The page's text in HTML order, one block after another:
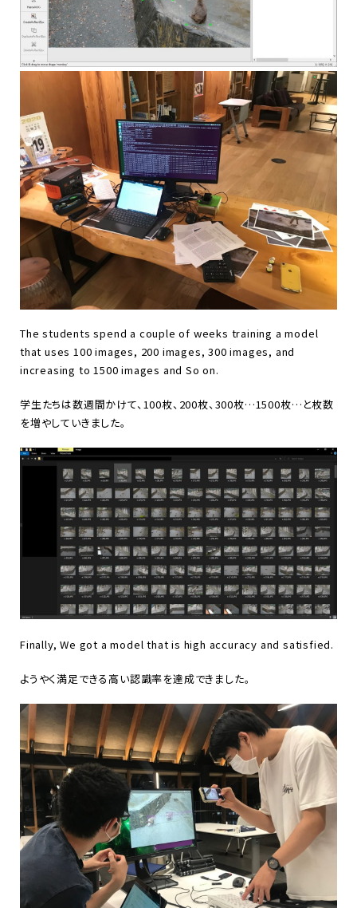
The students spend a couple of weeks training a model
that uses 100 images, 200 images, 300 images, and
increasing to 1500 images and So on.
学生たちは数週間かけて、100枚、200枚、300枚…1500枚…と枚数
を増やしていきました。
Finally, We got a model that is high accuracy and satisfied.
ようやく満足できる高い認識率を達成できました。